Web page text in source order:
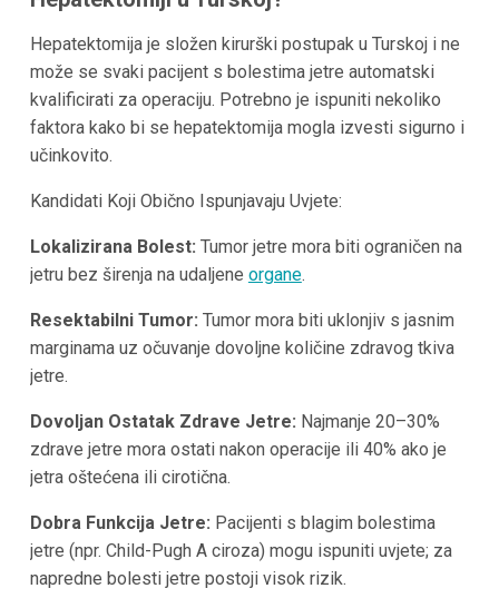
Hepatektomija je složen kirurški postupak u Turskoj i ne
može se svaki pacijent s bolestima jetre automatski
kvalificirati za operaciju. Potrebno je ispuniti nekoliko
faktora kako bi se hepatektomija mogla izvesti sigurno i
učinkovito.
Kandidati Koji Obično Ispunjavaju Uvjete:
Lokalizirana Bolest: Tumor jetre mora biti ograničen na
jetru bez širenja na udaljene organe.
Resektabilni Tumor: Tumor mora biti uklonjiv s jasnim
marginama uz očuvanje dovoljne količine zdravog tkiva
jetre.
Dovoljan Ostatak Zdrave Jetre: Najmanje 20–30%
zdrave jetre mora ostati nakon operacije ili 40% ako je
jetra oštećena ili cirotična.
Dobra Funkcija Jetre: Pacijenti s blagim bolestima
jetre (npr. Child-Pugh A ciroza) mogu ispuniti uvjete; za
napredne bolesti jetre postoji visok rizik.